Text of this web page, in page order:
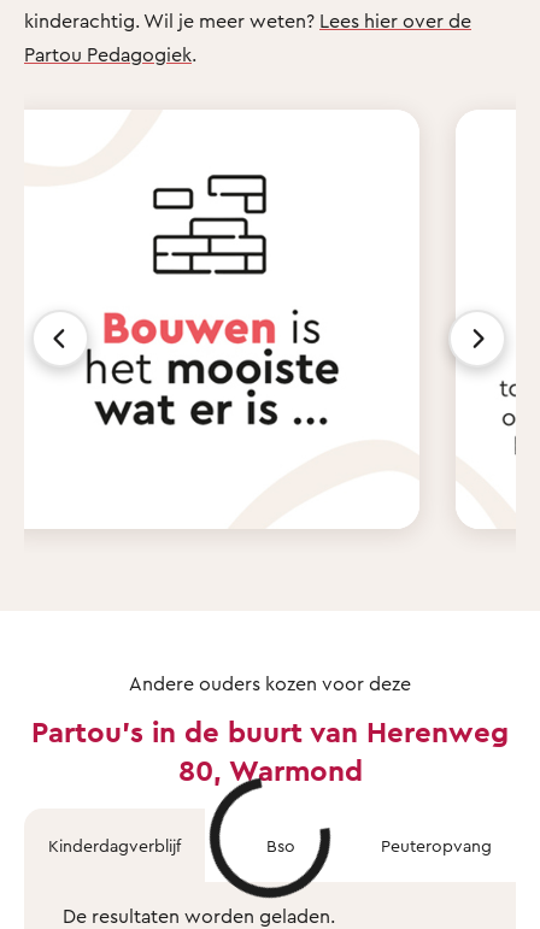
kinderachtig. Wil je meer weten? Lees hier over de
Partou Pedagogiek.
Andere ouders kozen voor deze
Partou's in de buurt van Herenweg
80, Warmond
Kinderdagverblijf Bso Peuteropvang
De resultaten worden geladen.